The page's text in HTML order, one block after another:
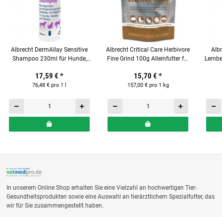
Albrecht DermAllay Sensitive
Shampoo 230ml für Hunde,
17,59 € *
76,48 € pro 1 l
Albrecht Critical Care Herbivore
Fine Grind 100g Alleinfutter für
15,70 € *
157,00 € pro 1 kg
In unserem Online Shop erhalten Sie eine Vielzahl an hochwertigen Tier-
Gesundheitsprodukten sowie eine Auswahl an tierärztlichem Spezialfutter, das
wir für Sie zusammengestellt haben.